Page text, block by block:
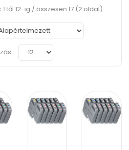
1 től 12-ig / összesen 17 (2 oldal)